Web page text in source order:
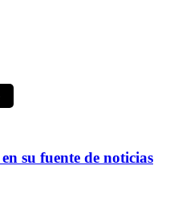
en su fuente de noticias